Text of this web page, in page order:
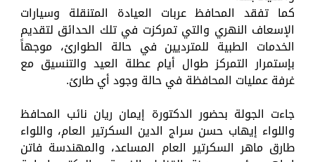
كما تفقد المحافظ عربات العيادة المتنقلة وسيارات
الإسعاف النهري والتي تمركزت في تلك الحدائق لتقديم
الخدمات الطبية للمترديين في حالة الطوارئ، موجهاً
بإستمرار التمركز طوال أيام عطلة العيد والتنسيق مع
غرفة عمليات المحافظة في حالة وجود أي طارئ.
جاءت الجولة بحضور الدكتورة إيمان ريان نائب المحافظ
واللواء إيهاب حسن سراج الدين السكرتير العام، واللواء
طارق ماهر السكرتير العام المساعد، والمهندسة فاتن